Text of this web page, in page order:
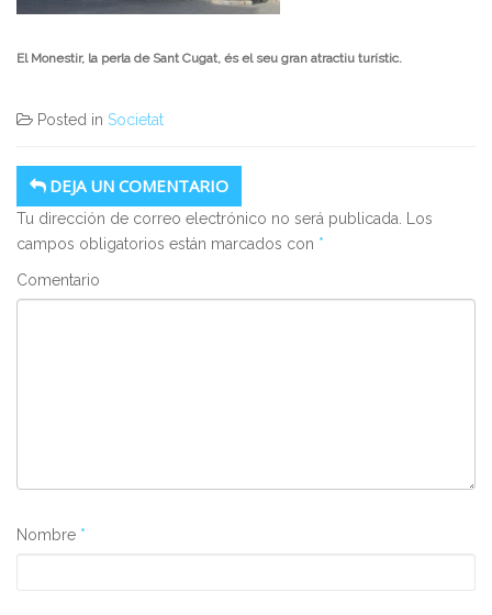
El Monestir, la perla de Sant Cugat, és el seu gran atractiu turístic.
Posted in Societat
DEJA UN COMENTARIO
Tu dirección de correo electrónico no será publicada.
Los
campos obligatorios están marcados con *
Comentario
Nombre *